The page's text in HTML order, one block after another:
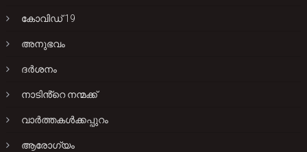
കോവിഡ് 19
അനുഭവം
ദർശനം
നാടിൻ്റെ നന്മക്ക്
വാർത്തകൾക്കപ്പുറം
ആരോഗ്യം